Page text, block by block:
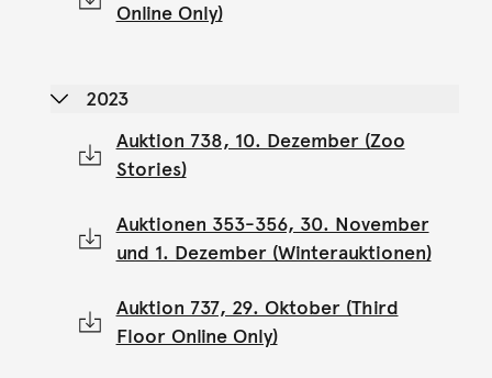
Online Only)
2023
Auktion 738, 10. Dezember (Zoo
Stories)
Auktionen 353-356, 30. November
und 1. Dezember (Winterauktionen)
Auktion 737, 29. Oktober (Third
Floor Online Only)